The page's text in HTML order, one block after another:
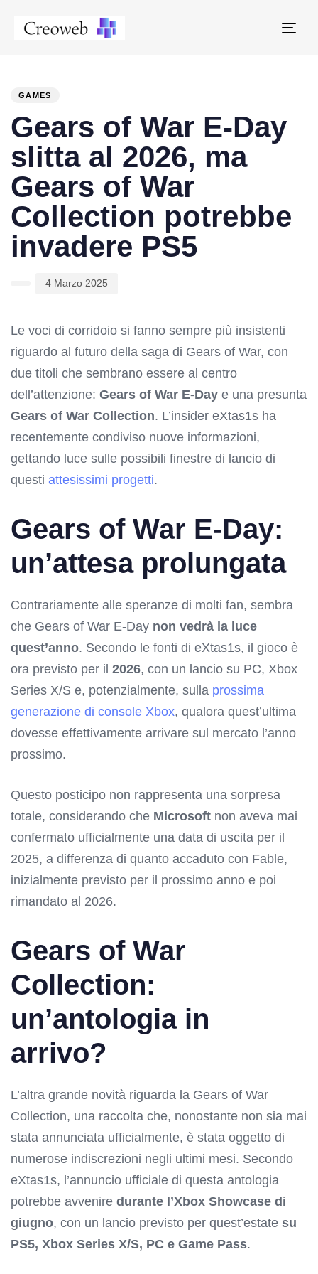
GAMES
Gears of War E-Day
slitta al 2026, ma
Gears of War
Collection potrebbe
invadere PS5
4 Marzo 2025
Le voci di corridoio si fanno sempre più insistenti
riguardo al futuro della saga di Gears of War, con
due titoli che sembrano essere al centro
dell’attenzione: Gears of War E-Day e una presunta
Gears of War Collection. L’insider eXtas1s ha
recentemente condiviso nuove informazioni,
gettando luce sulle possibili finestre di lancio di
questi attesissimi progetti.
Gears of War E-Day:
un’attesa prolungata
Contrariamente alle speranze di molti fan, sembra
che Gears of War E-Day non vedrà la luce
quest’anno. Secondo le fonti di eXtas1s, il gioco è
ora previsto per il 2026, con un lancio su PC, Xbox
Series X/S e, potenzialmente, sulla prossima
generazione di console Xbox, qualora quest’ultima
dovesse effettivamente arrivare sul mercato l’anno
prossimo.
Questo posticipo non rappresenta una sorpresa
totale, considerando che Microsoft non aveva mai
confermato ufficialmente una data di uscita per il
2025, a differenza di quanto accaduto con Fable,
inizialmente previsto per il prossimo anno e poi
rimandato al 2026.
Gears of War
Collection:
un’antologia in
arrivo?
L’altra grande novità riguarda la Gears of War
Collection, una raccolta che, nonostante non sia mai
stata annunciata ufficialmente, è stata oggetto di
numerose indiscrezioni negli ultimi mesi. Secondo
eXtas1s, l’annuncio ufficiale di questa antologia
potrebbe avvenire durante l’Xbox Showcase di
giugno, con un lancio previsto per quest’estate su
PS5, Xbox Series X/S, PC e Game Pass.